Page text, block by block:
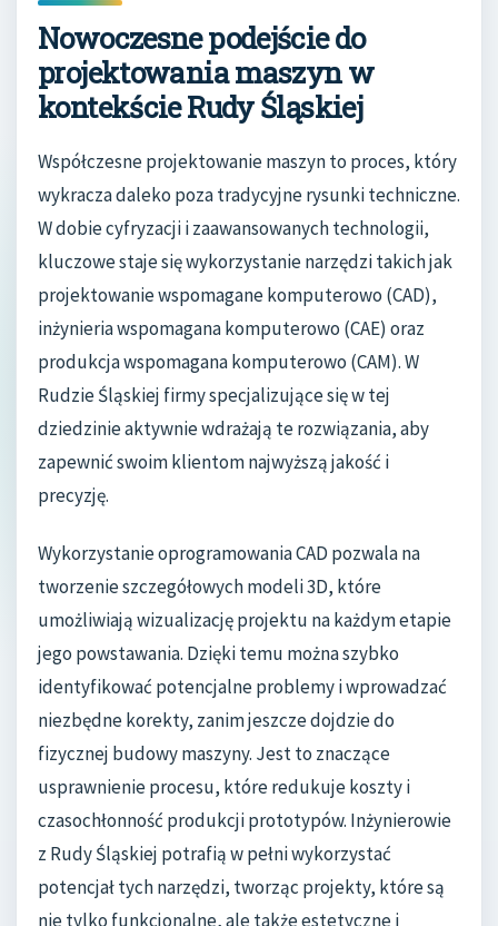
Nowoczesne podejście do
projektowania maszyn w
kontekście Rudy Śląskiej
Współczesne projektowanie maszyn to proces, który
wykracza daleko poza tradycyjne rysunki techniczne.
W dobie cyfryzacji i zaawansowanych technologii,
kluczowe staje się wykorzystanie narzędzi takich jak
projektowanie wspomagane komputerowo (CAD),
inżynieria wspomagana komputerowo (CAE) oraz
produkcja wspomagana komputerowo (CAM). W
Rudzie Śląskiej firmy specjalizujące się w tej
dziedzinie aktywnie wdrażają te rozwiązania, aby
zapewnić swoim klientom najwyższą jakość i
precyzję.
Wykorzystanie oprogramowania CAD pozwala na
tworzenie szczegółowych modeli 3D, które
umożliwiają wizualizację projektu na każdym etapie
jego powstawania. Dzięki temu można szybko
identyfikować potencjalne problemy i wprowadzać
niezbędne korekty, zanim jeszcze dojdzie do
fizycznej budowy maszyny. Jest to znaczące
usprawnienie procesu, które redukuje koszty i
czasochłonność produkcji prototypów. Inżynierowie
z Rudy Śląskiej potrafią w pełni wykorzystać
potencjał tych narzędzi, tworząc projekty, które są
nie tylko funkcjonalne, ale także estetyczne i